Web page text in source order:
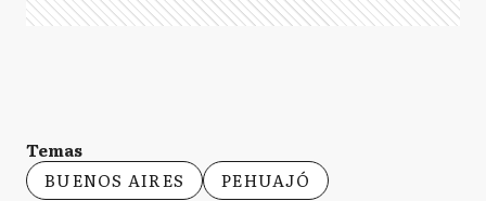
Temas
BUENOS AIRES
PEHUAJÓ